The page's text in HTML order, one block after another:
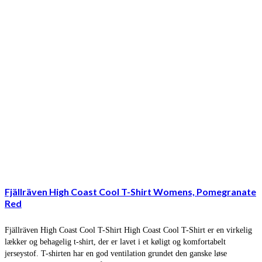
Fjällräven High Coast Cool T-Shirt Womens, Pomegranate
Red
Fjällräven High Coast Cool T-Shirt High Coast Cool T-Shirt er en virkelig
lækker og behagelig t-shirt, der er lavet i et køligt og komfortabelt
jerseystof. T-shirten har en god ventilation grundet den ganske løse